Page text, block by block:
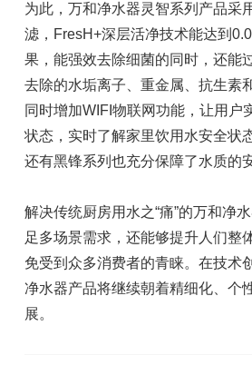
为此，万和净水器灵智系列产品采
滤，FresH+深层活净技术能达到
果，能强效去除细菌的同时，还能
去除的水垢离子、重金属、抗生素
同时增加WIFI物联网功能，让用户
状态，实时了解家里饮用水安全状
还有黑锋系列也充分保障了水质的
解决传统厨房用水之“痛”的万和净
足多场景需求，还能够提升人们整
免受到众多消费者的青睐。在技术
净水器产品将继续朝着精细化、个
展。